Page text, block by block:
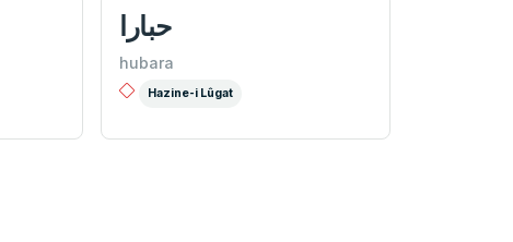
حبارا
hubara
Hazine-i Lûgat